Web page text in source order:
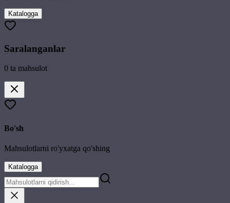
Katalogga
Saralanganlar
0 ta mahsulot
Bo'sh
Mahsulotlarni ro'yxatga qo'shing
Katalogga